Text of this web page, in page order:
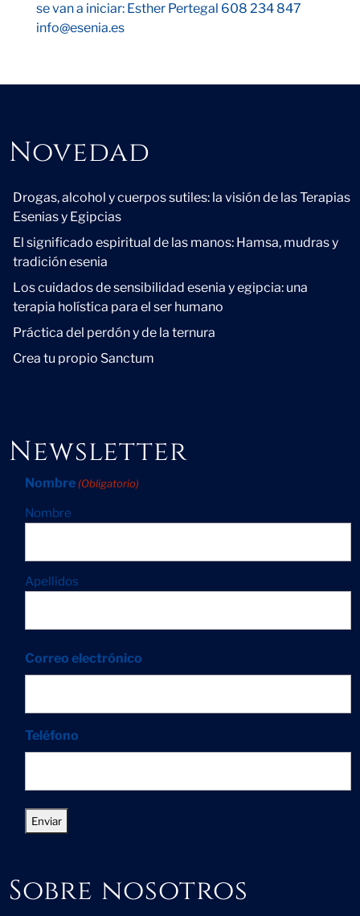
se van a iniciar: Esther Pertegal 608 234 847
info@esenia.es
Novedad
Novedad
Drogas, alcohol y cuerpos sutiles: la visión de las Terapias
Esenias y Egipcias
El significado espiritual de las manos: Hamsa, mudras y
tradición esenia
Los cuidados de sensibilidad esenia y egipcia: una
terapia holística para el ser humano
Práctica del perdón y de la ternura
Crea tu propio Sanctum
Newsletter
Nombre (Obligatorio)
Nombre
Apellidos
Correo electrónico
Teléfono
Sobre nosotros